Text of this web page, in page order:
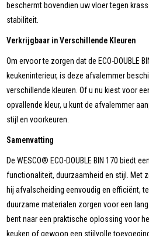
beschermt bovendien uw vloer tegen
stabiliteit.
Verkrijgbaar in Verschillende Kleuren
Om ervoor te zorgen dat de ECO-DOUBLE
keukeninterieur, is deze afvalemmer
verschillende kleuren. Of u nu kiest voor
opvallende kleur, u kunt de afvalemmer
stijl en voorkeuren.
Samenvatting
De WESCO® ECO-DOUBLE BIN 170 biedt
functionaliteit, duurzaamheid en stijl. Met
hij afvalscheiding eenvoudig en efficiënt,
duurzame materialen zorgen voor een
bent naar een praktische oplossing voor
keuken of gewoon een stijlvolle